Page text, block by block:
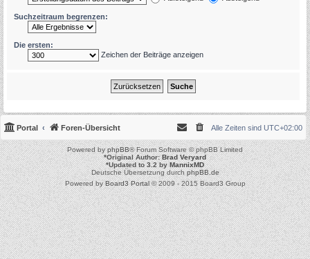
Suchzeitraum begrenzen:
Die ersten:
Zeichen der Beiträge anzeigen
Portal Foren-Übersicht Alle Zeiten sind UTC+02:00
Powered byphpBB® Forum Software © phpBB Limited
*Original Author:Brad Veryard
*Updated to 3.2 by MannixMD
Deutsche Übersetzung durchphpBB.de
Powered byBoard3 Portal© 2009 - 2015 Board3 Group